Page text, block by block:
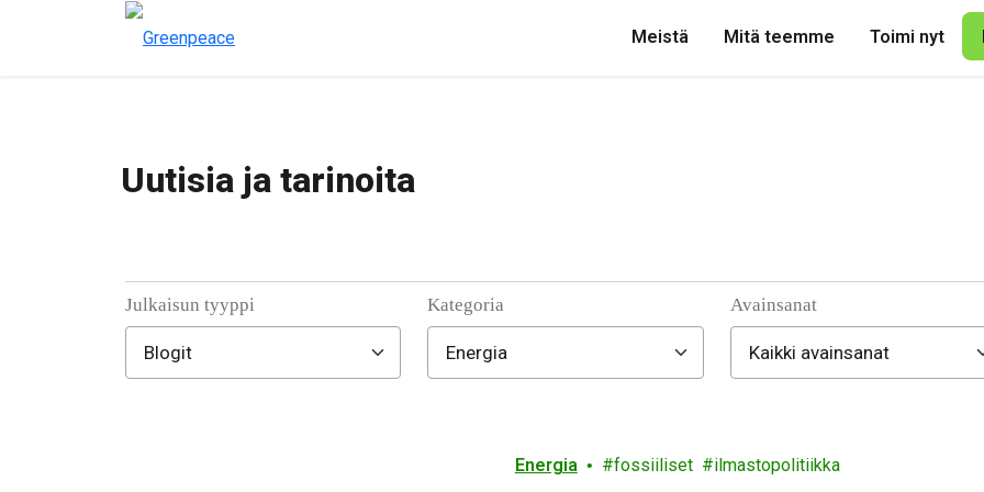
Meistä Mitä teemme Toimi nyt
Uutisia ja tarinoita
Filter posts
Julkaisun tyyppi Kategoria Avainsanat
Energia fossiiliset ilmastopolitiikka